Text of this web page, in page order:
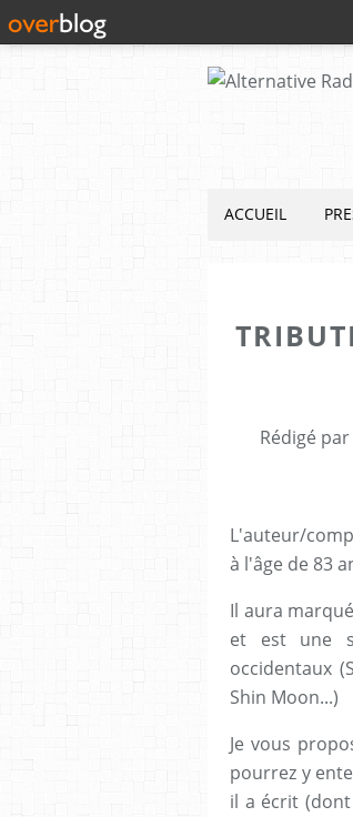
ACCUEIL
Rédigé
L'auteur/
à l'âge de 83
Il aura
et est une
occidentaux
Shin Moon...)
Je vous
pourrez y
il a écrit